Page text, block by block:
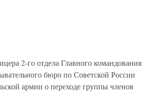
2-го отдела Главного командования
бюро по Советской России
армии о переходе группы членов